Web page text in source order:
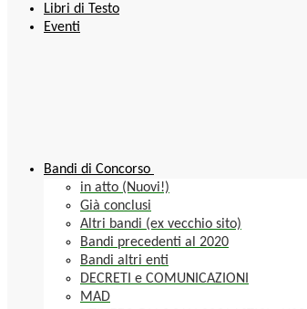
Libri di Testo
Eventi
Bandi di Concorso
in atto (Nuovi!)
Già conclusi
Altri bandi (ex vecchio sito)
Bandi precedenti al 2020
Bandi altri enti
DECRETI e COMUNICAZIONI
MAD